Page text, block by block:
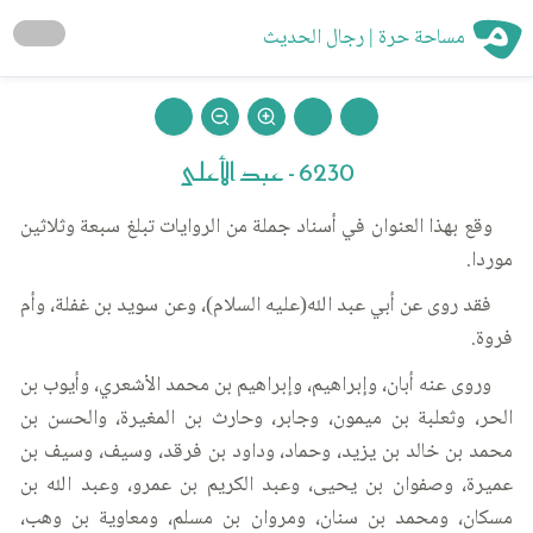
مساحة حرة | رجال الحديث
6230 - عبد الأعلى
وقع بهذا العنوان في أسناد جملة من الروايات تبلغ سبعة وثلاثين
موردا.
فقد روى عن أبي عبد الله(عليه السلام)، وعن سويد بن غفلة، وأم
فروة.
وروى عنه أبان، وإبراهيم، وإبراهيم بن محمد الأشعري، وأيوب بن
الحر، وثعلبة بن ميمون، وجابر، وحارث بن المغيرة، والحسن بن
محمد بن خالد بن يزيد، وحماد، وداود بن فرقد، وسيف، وسيف بن
عميرة، وصفوان بن يحيى، وعبد الكريم بن عمرو، وعبد الله بن
مسكان، ومحمد بن سنان، ومروان بن مسلم، ومعاوية بن وهب،